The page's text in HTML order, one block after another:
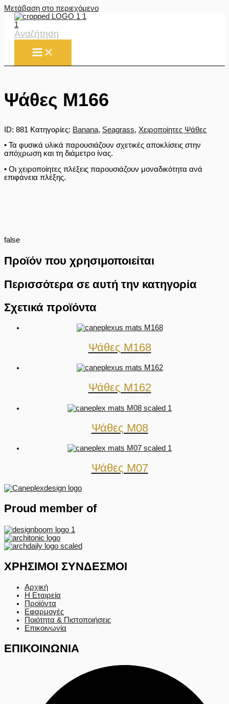
Μετάβαση στο περιεχόμενο
Αναζήτηση
Ψάθες M166
ID: 881 Κατηγορίες: Banana, Seagrass, Χειροποίητες Ψάθες
• Τα φυσικά υλικά παρουσιάζουν σχετικές αποκλίσεις στην
απόχρωση και τη διάμετρο ίνας.
• Οι χειροποίητες πλέξεις παρουσιάζουν μοναδικότητα ανά
επιφάνεια πλέξης.
false
Προϊόν που χρησιμοποιείται
Περισσότερα σε αυτή την κατηγορία
Σχετικά προϊόντα
Ψάθες M168
Ψάθες M162
Ψάθες M08
Ψάθες M07
Proud member of
ΧΡΗΣΙΜΟΙ ΣΥΝΔΕΣΜΟΙ
Αρχική
Η Εταιρεία
Προϊόντα
Εφαρμογές
Ποιότητα & Πιστοποιήσεις
Επικοινωνία
ΕΠΙΚΟΙΝΩΝΙΑ